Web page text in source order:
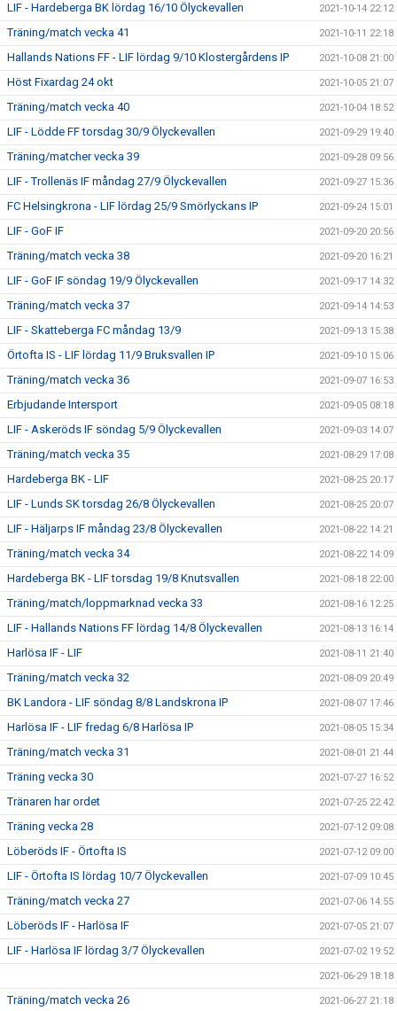
LIF - Hardeberga BK lördag 16/10 Ölyckevallen 2021-10-14 22:12
Träning/match vecka 41 2021-10-11 22:18
Hallands Nations FF - LIF lördag 9/10 Klostergårdens IP 2021-10-08 21:00
Höst Fixardag 24 okt 2021-10-05 21:07
Träning/match vecka 40 2021-10-04 18:52
LIF - Lödde FF torsdag 30/9 Ölyckevallen 2021-09-29 19:40
Träning/matcher vecka 39 2021-09-28 09:56
LIF - Trollenäs IF måndag 27/9 Ölyckevallen 2021-09-27 15:36
FC Helsingkrona - LIF lördag 25/9 Smörlyckans IP 2021-09-24 15:01
LIF - GoF IF 2021-09-20 20:56
Träning/match vecka 38 2021-09-20 16:21
LIF - GoF IF söndag 19/9 Ölyckevallen 2021-09-17 14:32
Träning/match vecka 37 2021-09-14 14:53
LIF - Skatteberga FC måndag 13/9 2021-09-13 15:38
Örtofta IS - LIF lördag 11/9 Bruksvallen IP 2021-09-10 15:06
Träning/match vecka 36 2021-09-07 16:53
Erbjudande Intersport 2021-09-05 08:18
LIF - Askeröds IF söndag 5/9 Ölyckevallen 2021-09-03 14:07
Träning/match vecka 35 2021-08-29 17:08
Hardeberga BK - LIF 2021-08-25 20:17
LIF - Lunds SK torsdag 26/8 Ölyckevallen 2021-08-25 20:07
LIF - Häljarps IF måndag 23/8 Ölyckevallen 2021-08-22 14:21
Träning/match vecka 34 2021-08-22 14:09
Hardeberga BK - LIF torsdag 19/8 Knutsvallen 2021-08-18 22:00
Träning/match/loppmarknad vecka 33 2021-08-16 12:25
LIF - Hallands Nations FF lördag 14/8 Ölyckevallen 2021-08-13 16:14
Harlösa IF - LIF 2021-08-11 21:40
Träning/match vecka 32 2021-08-09 20:49
BK Landora - LIF söndag 8/8 Landskrona IP 2021-08-07 17:46
Harlösa IF - LIF fredag 6/8 Harlösa IP 2021-08-05 15:34
Träning/match vecka 31 2021-08-01 21:44
Träning vecka 30 2021-07-27 16:52
Tränaren har ordet 2021-07-25 22:42
Träning vecka 28 2021-07-12 09:08
Löberöds IF - Örtofta IS 2021-07-12 09:00
LIF - Örtofta IS lördag 10/7 Ölyckevallen 2021-07-09 10:45
Träning/match vecka 27 2021-07-06 14:55
Löberöds IF - Harlösa IF 2021-07-05 21:07
LIF - Harlösa IF lördag 3/7 Ölyckevallen 2021-07-02 19:52
2021-06-29 18:18
Träning/match vecka 26 2021-06-27 21:18